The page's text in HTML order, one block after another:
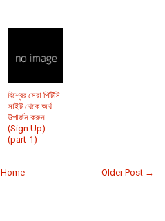
বিশ্বের সেরা পিটিসি
সাইট থেকে অর্থ
উপার্জন করুন.
(Sign Up)
(part-1)
Older Post →
Home